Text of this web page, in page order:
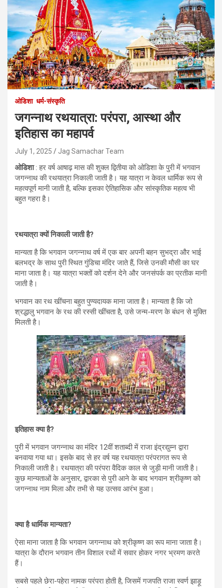
ओडिशा धर्म-संस्कृति
जगन्नाथ रथयात्रा: परंपरा, आस्था और
इतिहास का महापर्व
July 1, 2025 Jag Samachar Team
ओडिशा: हर वर्ष आषाढ़ मास की शुक्ल द्वितीया को ओडिशा के पुरी में भगवान
जगन्नाथ की रथयात्रा निकाली जाती है। यह यात्रा न केवल धार्मिक रूप से
महत्वपूर्ण मानी जाती है, बल्कि इसका ऐतिहासिक और सांस्कृतिक महत्व भी
बहुत गहरा है।
रथयात्रा क्यों निकाली जाती है?
मान्यता है कि भगवान जगन्नाथ वर्ष में एक बार अपनी बहन सुभद्रा और भाई
बलभद्र के साथ पुरी स्थित गुंडिचा मंदिर जाते हैं, जिसे उनकी मौसी का घर
माना जाता है। यह यात्रा भक्तों को दर्शन देने और जनसंपर्क का प्रतीक मानी
जाती है।
भगवान का रथ खींचना बहुत पुण्यदायक माना जाता है। मान्यता है कि जो
श्रद्धालु भगवान के रथ की रस्सी खींचता है, उसे जन्म-मरण के बंधन से मुक्ति
मिलती है।
इतिहास क्या है?
पुरी में भगवान जगन्नाथ का मंदिर 12वीं शताब्दी में राजा इंद्रद्युम्न द्वारा
बनवाया गया था। इसके बाद से हर वर्ष यह रथयात्रा परंपरागत रूप से
निकाली जाती है। रथयात्रा की परंपरा वैदिक काल से जुड़ी मानी जाती है।
कुछ मान्यताओं के अनुसार, द्वारका से पुरी आने के बाद भगवान श्रीकृष्ण को
जगन्नाथ नाम मिला और तभी से यह उत्सव आरंभ हुआ।
क्या है धार्मिक मान्यता?
ऐसा माना जाता है कि भगवान जगन्नाथ को श्रीकृष्ण का रूप माना जाता है।
यात्रा के दौरान भगवान तीन विशाल रथों में सवार होकर नगर भ्रमण करते
हैं।
सबसे पहले छेरा-पहेरा नामक परंपरा होती है, जिसमें गजपति राजा स्वर्ण झाड़ू